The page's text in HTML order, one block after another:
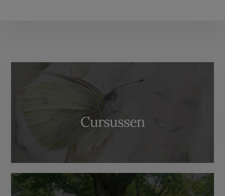
Content
Cursussen